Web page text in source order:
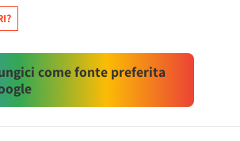
come fonte preferita